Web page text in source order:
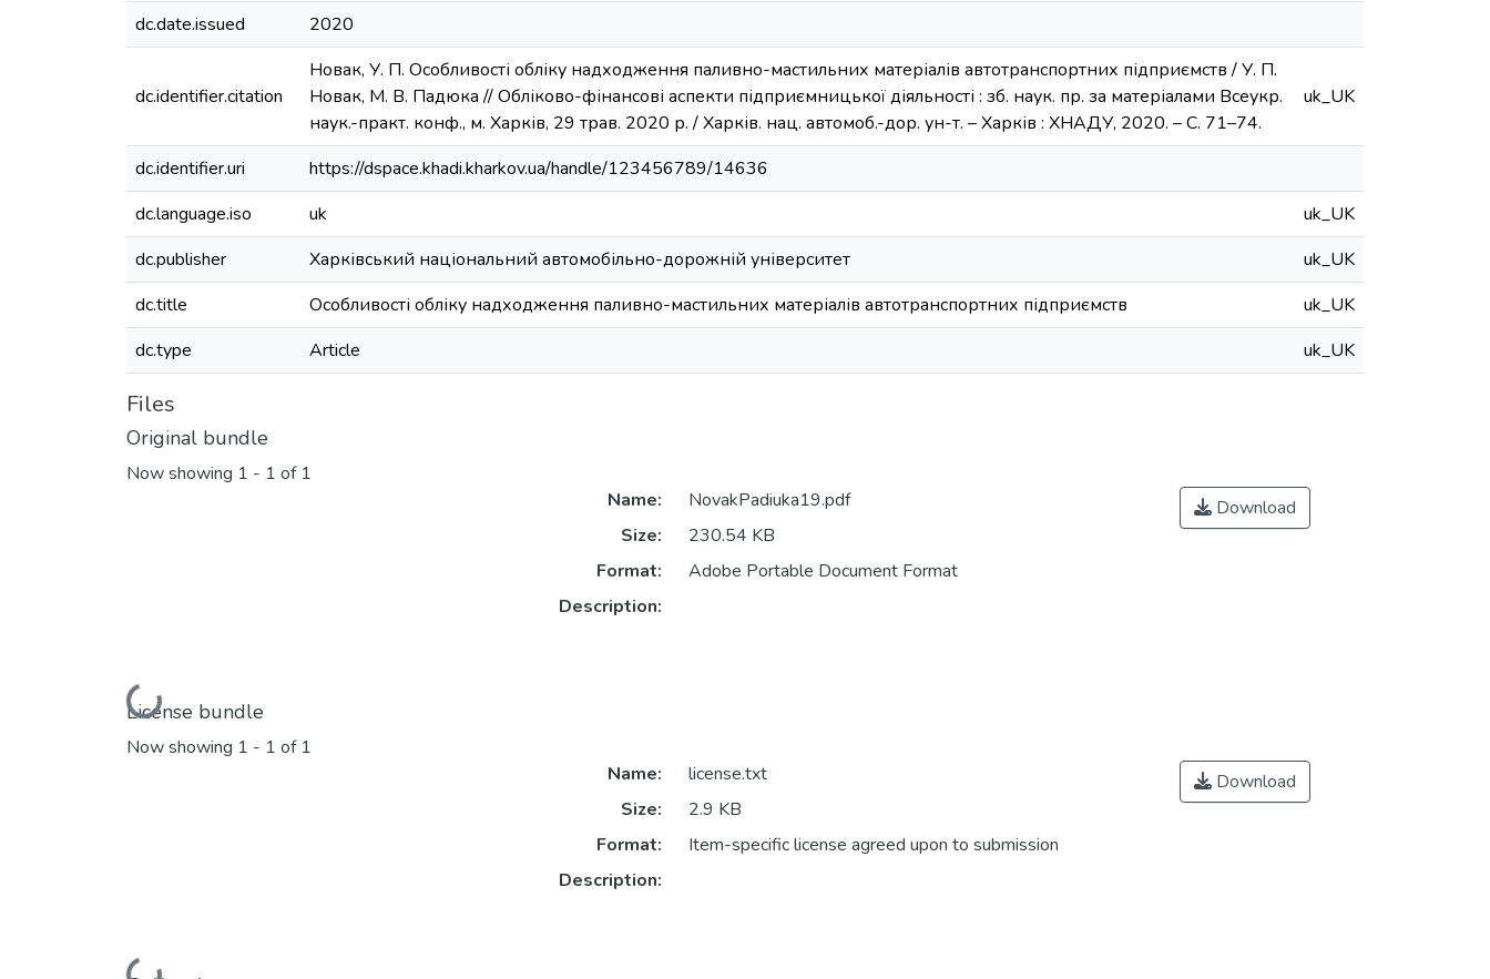
dc.date.issued
2020
dc.identifier.citation
Новак, У. П. Особливості обліку надходження паливно-мастильних матеріалів автотранспортних підприємств / У. П.
Новак, М. В. Падюка // Обліково-фінансові аспекти підприємницької діяльності : зб. наук. пр. за матеріалами Всеукр.
наук.-практ. конф., м. Харків, 29 трав. 2020 р. / Харків. нац. автомоб.-дор. ун-т. – Харків : ХНАДУ, 2020. – C. 71–74.
uk_UK
dc.identifier.uri
https://dspace.khadi.kharkov.ua/handle/123456789/14636
dc.language.iso
uk
uk_UK
dc.publisher
Харківський національний автомобільно-дорожній університет
uk_UK
dc.title
Особливості обліку надходження паливно-мастильних матеріалів автотранспортних підприємств
uk_UK
dc.type
Article uk_UK
Files
Original bundle
Now showing 1 - 1 of 1
Loading...
Name:
NovakPadiuka19.pdf
Size:
230.54 KB
Format:
Adobe Portable Document Format
Description:
Download
License bundle
Now showing 1 - 1 of 1
Name:
license.txt
Size:
2.9 KB
Format:
Item-specific license agreed upon to submission
Description:
Download